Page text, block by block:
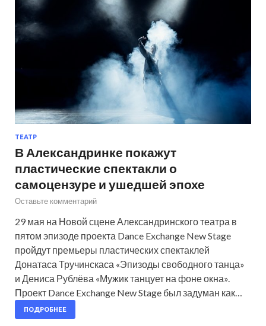
ТЕАТР
В Александринке покажут
пластические спектакли о
самоцензуре и ушедшей эпохе
Оставьте комментарий
29 мая на Новой сцене Александринского театра в
пятом эпизоде проекта Dance Exchange New Stage
пройдут премьеры пластических спектаклей
Донатаса Тручинскаса «Эпизоды свободного танца»
и Дениса Рублёва «Мужик танцует на фоне окна».
Проект Dance Exchange New Stage был задуман как…
ПОДРОБНЕЕ